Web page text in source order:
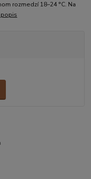
rozmedzí 18–24 °C. Na